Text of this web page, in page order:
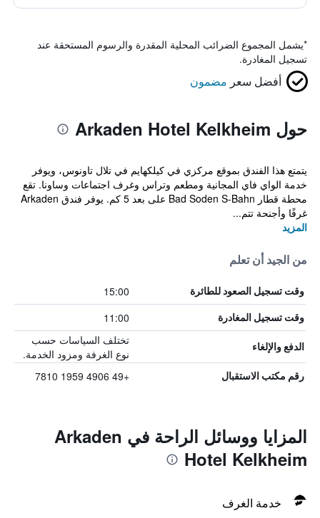
*يشمل المجموع الضرائب المحلية المقدرة والرسوم المستحقة عند
تسجيل المغادرة.
أفضل سعر مضمون
حول Arkaden Hotel Kelkheim
يتمتع هذا الفندق بموقع مركزي في كيلكهايم في تلال تاونوس، ويوفر
خدمة الواي فاي المجانية ومطعم وتراس وغرف اجتماعات وساونا. تقع
محطة قطار Bad Soden S-Bahn على بعد 5 كم. يوفر فندق Arkaden
غرفًا وأجنحة تتم...
المزيد
من الجيد أن تعلم
وقت تسجيل الصعود للطائرة 15:00
وقت تسجيل المغادرة 11:00
الدفع والإلغاء
تختلف السياسات حسب
نوع الغرفة ومزود الخدمة.
رقم مكتب الاستقبال +49 4906 1959 7810
المزايا ووسائل الراحة في Arkaden
Hotel Kelkheim
خدمة الغرف